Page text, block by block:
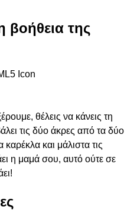
βοήθεια της
θέλεις να κάνεις τη
τις δύο άκρες από τα δύο
και μάλιστα τις
η μαμά σου, αυτό ούτε σε